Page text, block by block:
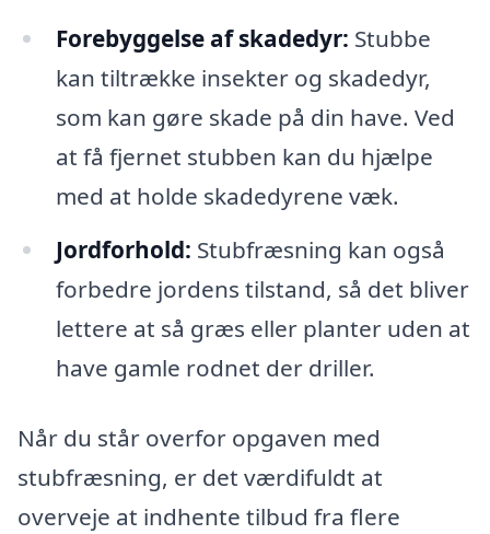
Forebyggelse af skadedyr: Stubbe
kan tiltrække insekter og skadedyr,
som kan gøre skade på din have. Ved
at få fjernet stubben kan du hjælpe
med at holde skadedyrene væk.
Jordforhold: Stubfræsning kan også
forbedre jordens tilstand, så det bliver
lettere at så græs eller planter uden at
have gamle rodnet der driller.
Når du står overfor opgaven med
stubfræsning, er det værdifuldt at
overveje at indhente tilbud fra flere